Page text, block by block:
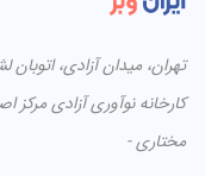
کارخانه نوآوری آزادی
مختاری -